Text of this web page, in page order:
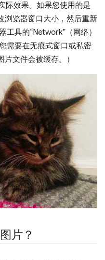
际效果。如果您使用的是
浏览器窗口大小，然后重新
具的“Network”（网络）
需要在无痕式窗口或私密
文件会被缓存。）
片？